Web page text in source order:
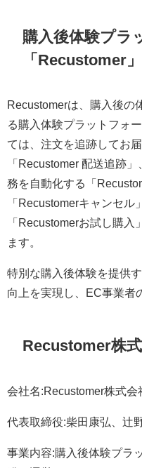
購入後体験プラ
「Recustomer
Recustomerは、購入後の
る購入体験プラットフォ
ては、注文を追跡してお
「Recustomer 配送追跡
務を自動化する「
「Recustomerキャンセ
「Recustomerお試し購
ます。
特別な購入後体験を提供
向上を実現し、EC事業者
Recustomer株
会社名:Recustomer株式会
代表取締役:柴田康弘、辻
事業内容:購入後体験プラ